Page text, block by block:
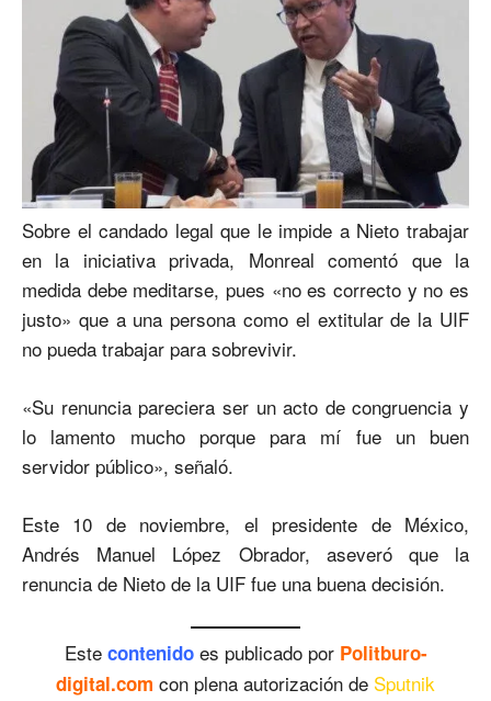
Sobre el candado legal que le impide a Nieto trabajar
en la iniciativa privada, Monreal comentó que la
medida debe meditarse, pues «no es correcto y no es
justo» que a una persona como el extitular de la UIF
no pueda trabajar para sobrevivir.
«Su renuncia pareciera ser un acto de congruencia y
lo lamento mucho porque para mí fue un buen
servidor público», señaló.
Este 10 de noviembre, el presidente de México,
Andrés Manuel López Obrador, aseveró que la
renuncia de Nieto de la UIF fue una buena decisión.
Este contenidoes publicado por Politburo-
digital.com con plena autorización de Sputnik